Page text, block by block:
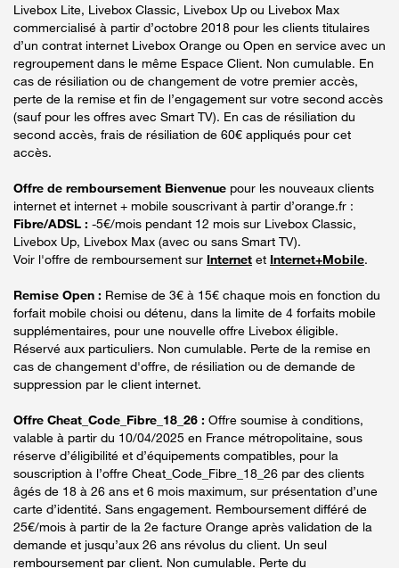
Livebox Lite, Livebox Classic, Livebox Up ou Livebox Max
commercialisé à partir d’octobre 2018 pour les clients titulaires
d’un contrat internet Livebox Orange ou Open en service avec un
regroupement dans le même Espace Client. Non cumulable. En
cas de résiliation ou de changement de votre premier accès,
perte de la remise et fin de l’engagement sur votre second accès
(sauf pour les offres avec Smart TV). En cas de résiliation du
second accès, frais de résiliation de 60€ appliqués pour cet
accès.
Offre de remboursement Bienvenue pour les nouveaux clients
internet et internet + mobile souscrivant à partir d’orange.fr :
Fibre/ADSL : -5€/mois pendant 12 mois sur Livebox Classic,
Livebox Up, Livebox Max (avec ou sans Smart TV).
Voir l'offre de remboursement sur Internet et Internet+Mobile.
Remise Open : Remise de 3€ à 15€ chaque mois en fonction du
forfait mobile choisi ou détenu, dans la limite de 4 forfaits mobile
supplémentaires, pour une nouvelle offre Livebox éligible.
Réservé aux particuliers. Non cumulable. Perte de la remise en
cas de changement d'offre, de résiliation ou de demande de
suppression par le client internet.
Offre Cheat_Code_Fibre_18_26 : Offre soumise à conditions,
valable à partir du 10/04/2025 en France métropolitaine, sous
réserve d’éligibilité et d’équipements compatibles, pour la
souscription à l’offre Cheat_Code_Fibre_18_26 par des clients
âgés de 18 à 26 ans et 6 mois maximum, sur présentation d’une
carte d’identité. Sans engagement. Remboursement différé de
25€/mois à partir de la 2e facture Orange après validation de la
demande et jusqu’aux 26 ans révolus du client. Un seul
remboursement par client. Non cumulable. Perte du